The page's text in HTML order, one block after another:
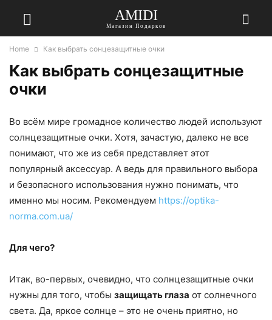
AMIDI
Магазин Подарков
Home Как выбрать сонцезащитные очки
Как выбрать сонцезащитные
очки
Во всём мире громадное количество людей используют
солнцезащитные очки. Хотя, зачастую, далеко не все
понимают, что же из себя представляет этот
популярный аксессуар. А ведь для правильного выбора
и безопасного использования нужно понимать, что
именно мы носим. Рекомендуем https://optika-
norma.com.ua/
Для чего?
Итак, во-первых, очевидно, что солнцезащитные очки
нужны для того, чтобы защищать глаза от солнечного
света. Да, яркое солнце – это не очень приятно, но